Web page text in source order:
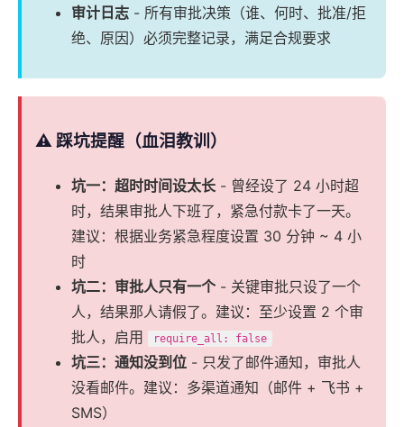
审计日志 - 所有审批决策（谁、何时、批准/拒
绝、原因）必须完整记录，满足合规要求
⚠️ 踩坑提醒（血泪教训）
坑一：超时时间设太长- 曾经设了 24 小时超
时，结果审批人下班了，紧急付款卡了一天。
建议：根据业务紧急程度设置 30 分钟 ~ 4 小
时
坑二：审批人只有一个- 关键审批只设了一个
人，结果那人请假了。建议：至少设置 2 个审
批人，启用
require_all: false
坑三：通知没到位 - 只发了邮件通知，审批人
没看邮件。建议：多渠道通知（邮件 + 飞书 +
SMS）